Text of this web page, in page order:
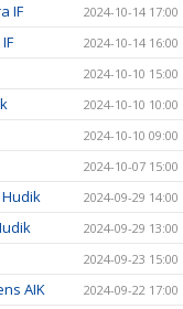
IF 2024-10-14 17:00
2024-10-14 16:00
2024-10-10 15:00
2024-10-10 10:00
2024-10-10 09:00
2024-10-07 15:00
Hudik 2024-09-29 14:00
2024-09-29 13:00
2024-09-23 15:00
AIK 2024-09-22 17:00